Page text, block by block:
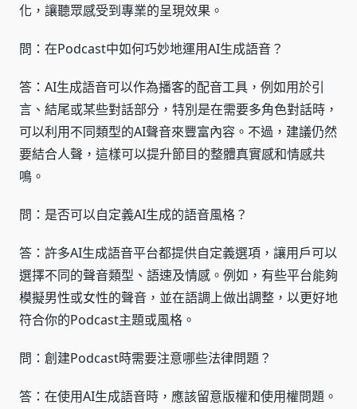
化，讓聽眾感受到專業的呈現效果。
問：在Podcast中如何巧妙地運用AI生成語音？
答：AI生成語音可以作為播客的配音工具，例如用於引
言、結尾或某些對話部分，特別是在需要多角色對話時，
可以利用不同類型的AI聲音來豐富內容。不過，建議仍然
要結合人聲，這樣可以提升節目的整體真實感和情感共
鳴。
問：是否可以自定義AI生成的語音風格？
答：許多AI生成語音平台都提供自定義選項，讓用戶可以
選擇不同的聲音類型、語速及情感。例如，有些平台能夠
模擬男性或女性的聲音，並在語調上做出調整，以更好地
符合你的Podcast主題或風格。
問：創建Podcast時需要注意哪些法律問題？
答：在使用AI生成語音時，應該留意版權和使用權問題。